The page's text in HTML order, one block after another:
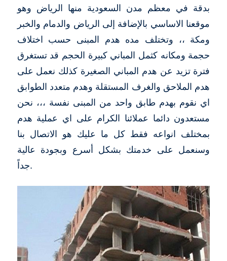
بدقة في معظم مدن السعودية منها الرياض وهو
موقعنا الاساسي بالإضافة إلى الرياض والدمام والخبر
ومكة ،، وتختلف مده هدم المبنى حسب اختلاف
حجمة ومكانه كثمل المباني كبيرة الحجم قد تستغرق
فترة تزيد عن هدم المباني الصغيرة كذلك نعمل على
هدم الملاحق والغرف المستقلة وهدم متعدد الطوابق
اي نقوم بهدم طابق واحد من المبنى نفسة ،،، نحن
مستعدون دائما عملائنا الكرام على اي عملية هدم
بمختلف انواعه فقط كل ما عليك هو الاتصال بنا
وسنعمل على خدمتك بشكل أسرع وبجودة عالية
جداً.